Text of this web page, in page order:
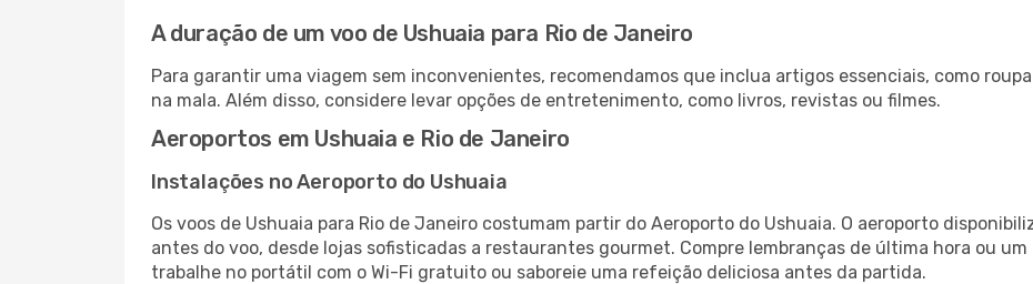
A duração de um voo de Ushuaia para Rio de Janeiro
Para garantir uma viagem sem inconvenientes, recomendamos que inclua artigos essenciais, como
na mala. Além disso, considere levar opções de entretenimento, como livros, revistas ou filmes.
Aeroportos em Ushuaia e Rio de Janeiro
Instalações no Aeroporto do Ushuaia
Os voos de Ushuaia para Rio de Janeiro costumam partir do Aeroporto do Ushuaia. O aeroporto
antes do voo, desde lojas sofisticadas a restaurantes gourmet. Compre lembranças de última hora ou
trabalhe no portátil com o Wi-Fi gratuito ou saboreie uma refeição deliciosa antes da partida.